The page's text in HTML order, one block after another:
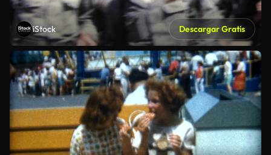
iStock Descargar Gratis